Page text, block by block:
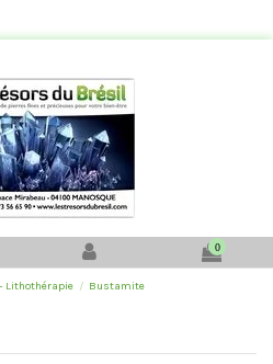
0
Lithothérapie Bustamite